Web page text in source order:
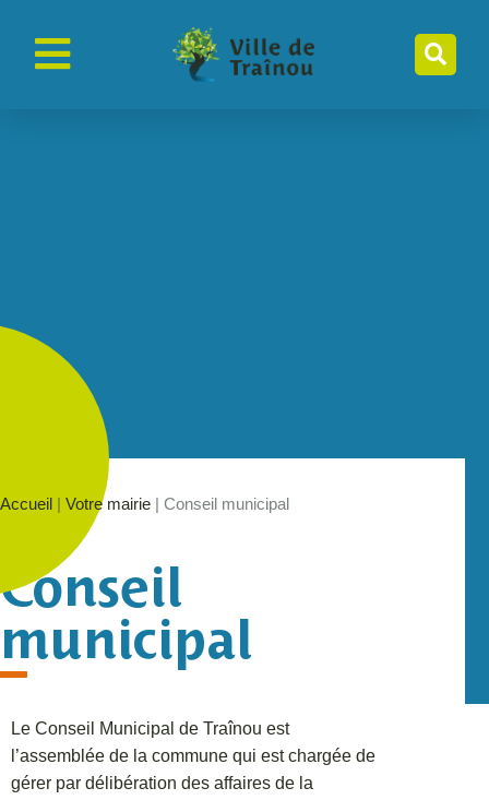
Accueil | Votre mairie | Conseil municipal
Conseil
municipal
Le Conseil Municipal de Traînou est
l’assemblée de la commune qui est chargée de
gérer par délibération des affaires de la